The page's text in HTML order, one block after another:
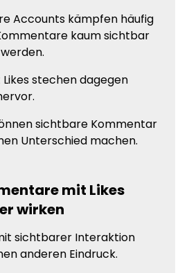
Accounts kämpfen häufig
kaum sichtbar
stechen dagegen
sichtbare Kommentar
Unterschied machen.
mit Likes
wirken
sichtbarer Interaktion
anderen Eindruck.